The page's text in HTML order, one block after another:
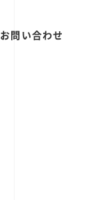
お問い合わせ